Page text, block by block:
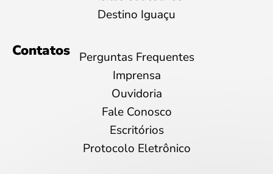
Destino Iguaçu
Contatos
Perguntas Frequentes
Imprensa
Ouvidoria
Fale Conosco
Escritórios
Protocolo Eletrônico